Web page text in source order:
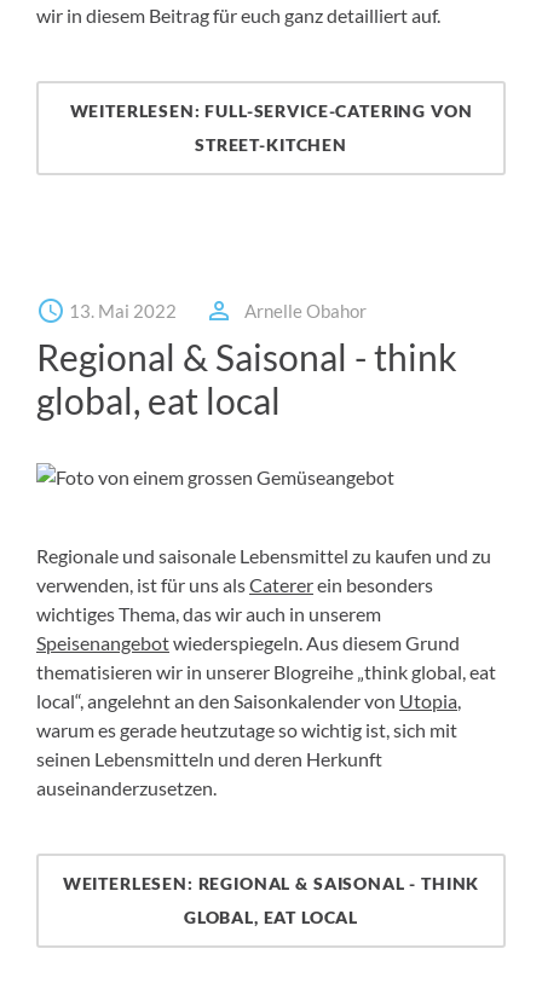
wir in diesem Beitrag für euch ganz detailliert auf.
WEITERLESEN: FULL-SERVICE-CATERING VON
STREET-KITCHEN
13. Mai 2022 Arnelle Obahor
Regional & Saisonal - think
global, eat local
Regionale und saisonale Lebensmittel zu kaufen und zu
verwenden, ist für uns alsCatererein besonders
wichtiges Thema, das wir auch in unserem
Speisenangebotwiederspiegeln. Aus diesem Grund
thematisieren wir in unserer Blogreihe „think global, eat
local“, angelehnt an den Saisonkalender von Utopia,
warum es gerade heutzutage so wichtig ist, sich mit
seinen Lebensmitteln und deren Herkunft
auseinanderzusetzen.
WEITERLESEN: REGIONAL & SAISONAL - THINK
GLOBAL, EAT LOCAL